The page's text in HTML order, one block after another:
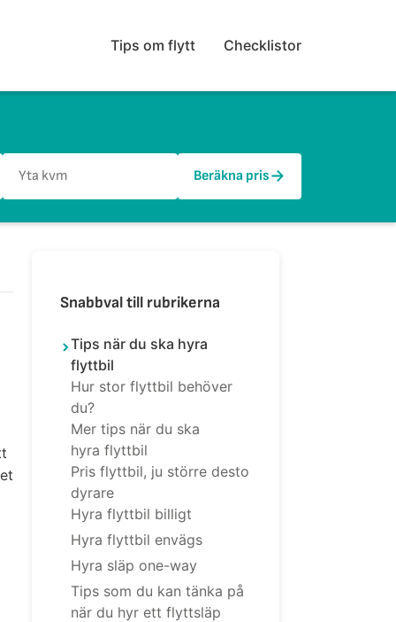
Tips om flytt Checklistor
Beräkna pris→
Snabbval till rubrikerna
Tips när du ska hyra
flyttbil
Hur stor flyttbil behöver
du?
Mer tips när du ska
hyra flyttbil
Pris flyttbil, ju större desto
dyrare
Hyra flyttbil billigt
Hyra flyttbil envägs
Hyra släp one-way
Tips som du kan tänka på
när du hyr ett flyttsläp